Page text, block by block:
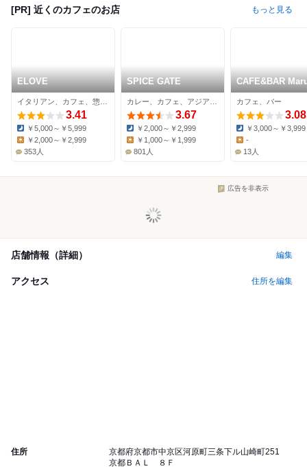
[PR] 近くのカフェのお店 もっと見る
ELOVE
3.41
Dinner:
￥5,000～￥5,999
￥2,000～￥2,999
353人
SPICE GATE
3.67
Dinner:
￥2,000～￥2,999
￥1,000～￥1,999
801人
CAFE&BAR
恵花
カフェ、バー
3.08
Dinner:
￥3,000～￥3,999
Lunch:
-
13人
広告を非表示
店舗情報（詳細） 編集
アクセス 住所を編集
住所
京都府京都市中京区河原町三条下ル山崎町251
京都ＢＡＬ ８Ｆ